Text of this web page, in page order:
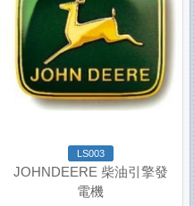
LS003
JOHNDEERE 柴油引擎發
電機